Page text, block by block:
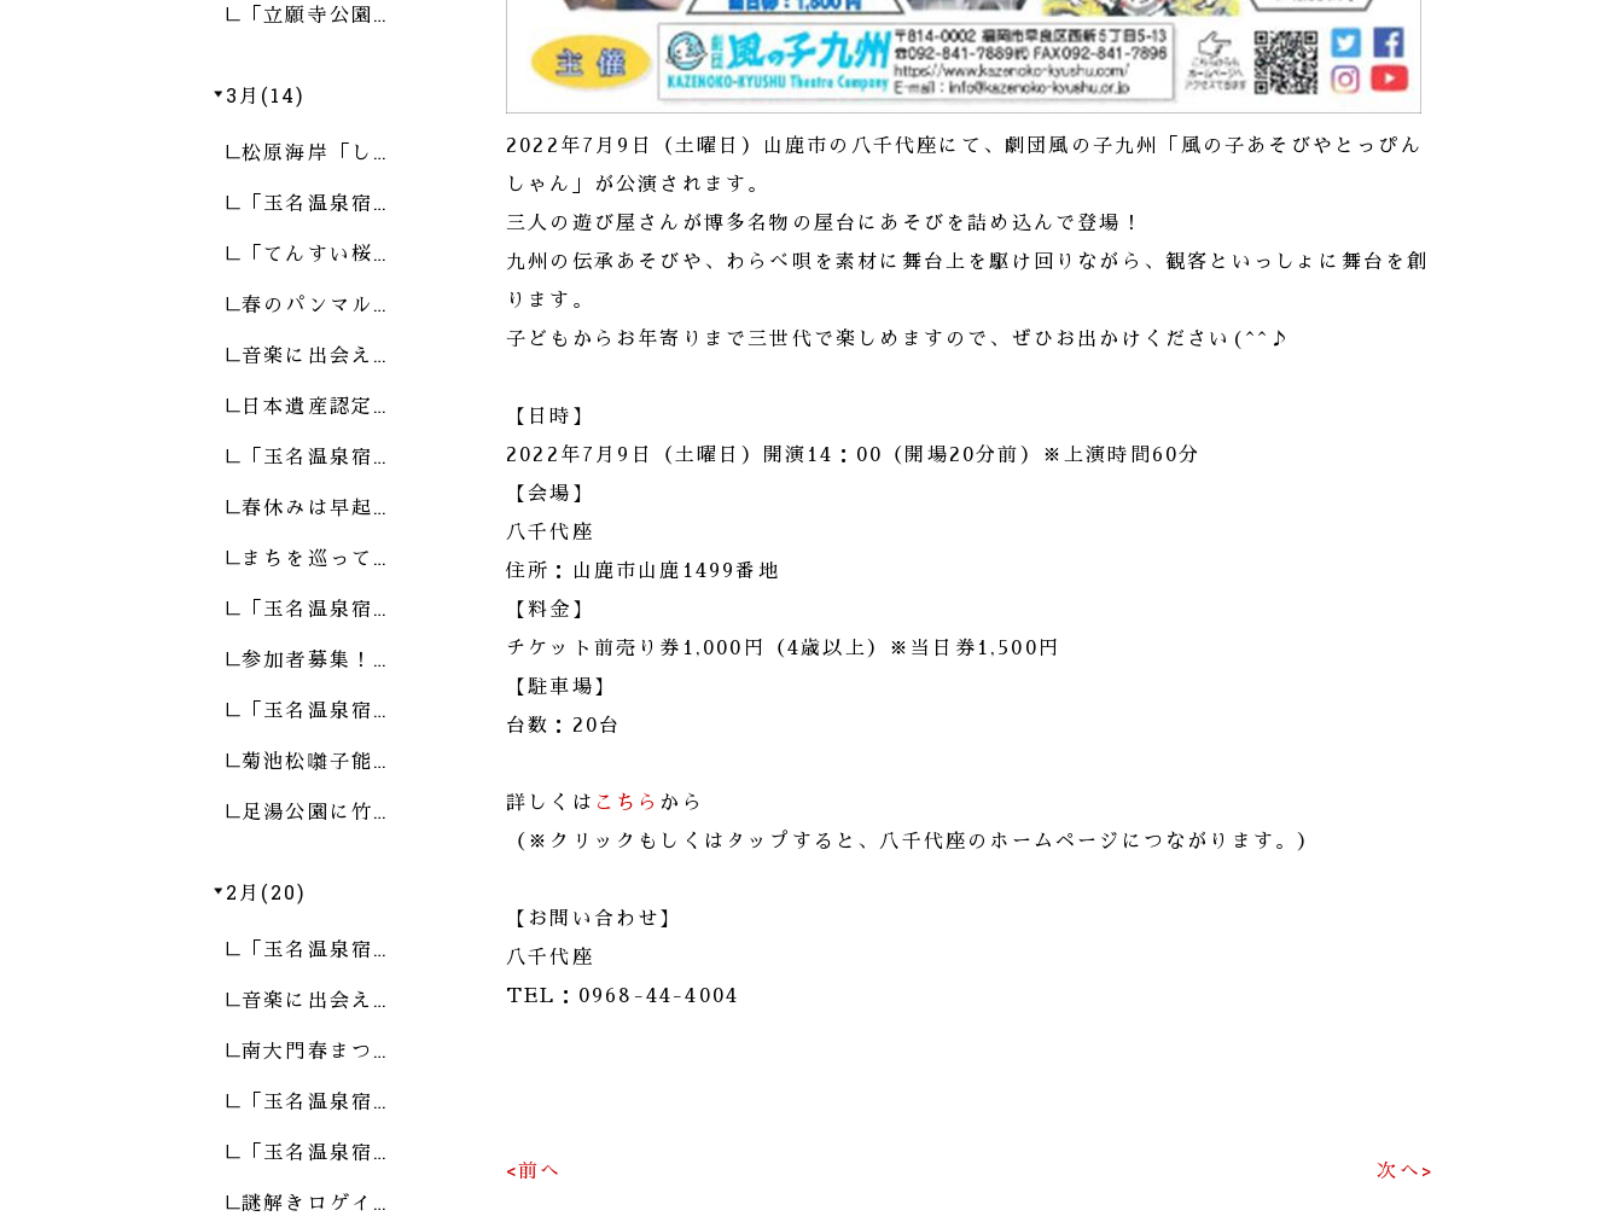
2022年7月9日（土曜日）山鹿市の八千代座にて、劇団風の子九州「風の子あそびやとっぴん
しゃん」が公演されます。
三人の遊び屋さんが博多名物の屋台にあそびを詰め込んで登場！
九州の伝承あそびや、わらべ唄を素材に舞台上を駆け回りながら、観客といっしょに舞台を創
ります。
子どもからお年寄りまで三世代で楽しめますので、ぜひお出かけください(^^♪
【日時】
2022年7月9日（土曜日）開演14：00（開場20分前）※上演時間60分
【会場】
八千代座
住所：山鹿市山鹿1499番地
【料金】
チケット前売り券1,000円（4歳以上）※当日券1,500円
【駐車場】
台数：20台
詳しくは こちら から
（※クリックもしくはタップすると、八千代座のホームページにつながります。）
【お問い合わせ】
八千代座
TEL：0968-44-4004
<前へ 次へ>
「立願寺公園…
3月(14)
松原海岸「し…
「玉名温泉宿…
「てんすい桜…
春のパンマル…
音楽に出会え…
日本遺産認定…
「玉名温泉宿…
春休みは早起…
まちを巡って…
「玉名温泉宿…
参加者募集！…
「玉名温泉宿…
菊池松囃子能…
足湯公園に竹…
2月(20)
「玉名温泉宿…
音楽に出会え…
南大門春まつ…
「玉名温泉宿…
「玉名温泉宿…
謎解きロゲイ…